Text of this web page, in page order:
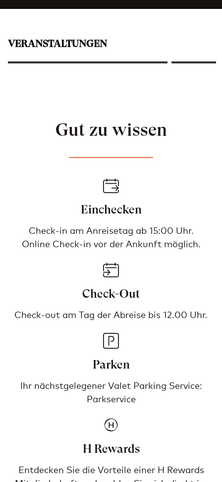
VERANSTALTUNGEN
Iconic Business Lunch
Gut zu wissen
Einchecken
Check-in am Anreisetag ab 15:00 Uhr.
Online Check-in vor der Ankunft möglich.
Check-Out
Check-out am Tag der Abreise bis 12.00 Uhr.
Parken
Ihr nächstgelegener Valet Parking Service:
Parkservice
H Rewards
Entdecken Sie die Vorteile einer H Rewards